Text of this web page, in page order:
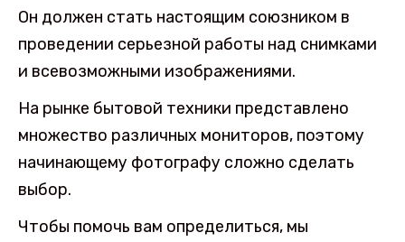
Он должен стать настоящим союзником в
проведении серьезной работы над снимками
и всевозможными изображениями.
На рынке бытовой техники представлено
множество различных мониторов, поэтому
начинающему фотографу сложно сделать
выбор.
Чтобы помочь вам определиться, мы